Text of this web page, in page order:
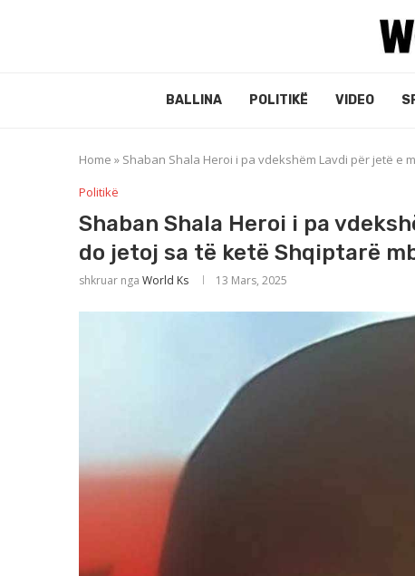
BALLINA POLITIKË VIDEO
Home » Shaban Shala Heroi i pa vdekshëm Lavdi për jetë e
Politikë
Shaban Shala Heroi i pa
do jetoj sa të ketë Shqiptarë
shkruar nga World Ks 13 Mars, 2025